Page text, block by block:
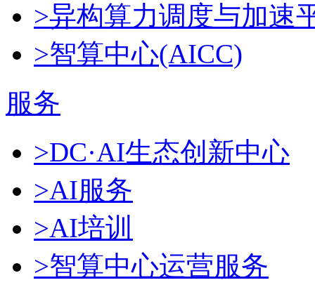
>异构算力调度与加速
>智算中心(AICC)
服务
>DC·AI生态创新中心
>AI服务
>AI培训
>智算中心运营服务